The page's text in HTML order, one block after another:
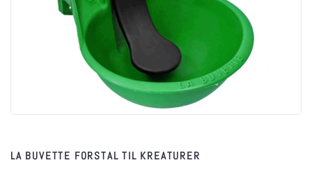
LA BUVETTE FORSTAL TIL KREATURER